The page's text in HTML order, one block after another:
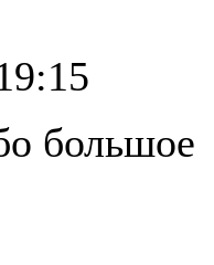
большое